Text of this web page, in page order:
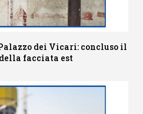
dei Vicari: concluso il
facciata est